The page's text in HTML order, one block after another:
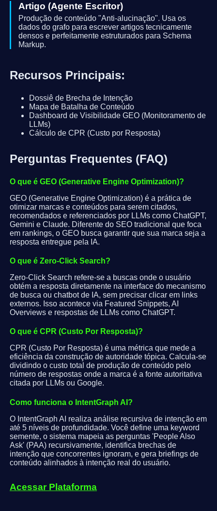
Artigo (Agente Escritor)
Produção de conteúdo "Anti-alucinação". Usa os
dados do grafo para escrever artigos tecnicamente
densos e perfeitamente estruturados para Schema
Markup.
Recursos Principais:
Dossiê de Brecha de Intenção
Mapa de Batalha de Conteúdo
Dashboard de Visibilidade GEO (Monitoramento de
LLMs)
Cálculo de CPR (Custo por Resposta)
Perguntas Frequentes (FAQ)
O que é GEO (Generative Engine Optimization)?
GEO (Generative Engine Optimization) é a prática de
otimizar marcas e conteúdos para serem citados,
recomendados e referenciados por LLMs como ChatGPT,
Gemini e Claude. Diferente do SEO tradicional que foca
em rankings, o GEO busca garantir que sua marca seja a
resposta entregue pela IA.
O que é Zero-Click Search?
Zero-Click Search refere-se a buscas onde o usuário
obtém a resposta diretamente na interface do mecanismo
de busca ou chatbot de IA, sem precisar clicar em links
externos. Isso acontece via Featured Snippets, AI
Overviews e respostas de LLMs como ChatGPT.
O que é CPR (Custo Por Resposta)?
CPR (Custo Por Resposta) é uma métrica que mede a
eficiência da construção de autoridade tópica. Calcula-se
dividindo o custo total de produção de conteúdo pelo
número de respostas onde a marca é a fonte autoritativa
citada por LLMs ou Google.
Como funciona o IntentGraph AI?
O IntentGraph AI realiza análise recursiva de intenção em
até 5 níveis de profundidade. Você define uma keyword
semente, o sistema mapeia as perguntas 'People Also
Ask' (PAA) recursivamente, identifica brechas de
intenção que concorrentes ignoram, e gera briefings de
conteúdo alinhados à intenção real do usuário.
Acessar Plataforma